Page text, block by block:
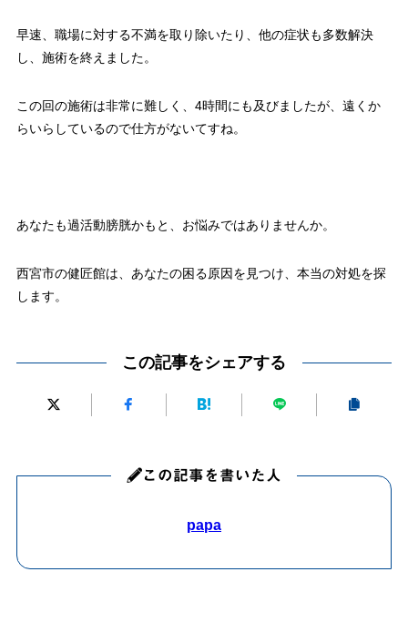
早速、職場に対する不満を取り除いたり、他の症状も多数解決
し、施術を終えました。
この回の施術は非常に難しく、4時間にも及びましたが、遠くか
らいらしているので仕方がないてすね。
あなたも過活動膀胱かもと、お悩みではありませんか。
西宮市の健匠館は、あなたの困る原因を見つけ、本当の対処を探
します。
この記事をシェアする
この記事を書いた人
papa